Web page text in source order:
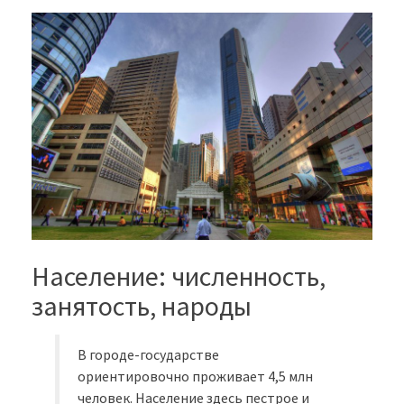
Население: численность,
занятость, народы
В городе-государстве
ориентировочно проживает 4,5 млн
человек. Население здесь пестрое и